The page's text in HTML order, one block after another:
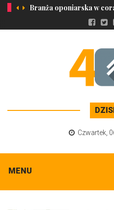
Branża oponiarska w
Czwartek
MENU